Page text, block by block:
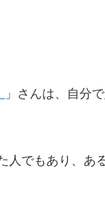
」さんは、自分
人でもあり、あ